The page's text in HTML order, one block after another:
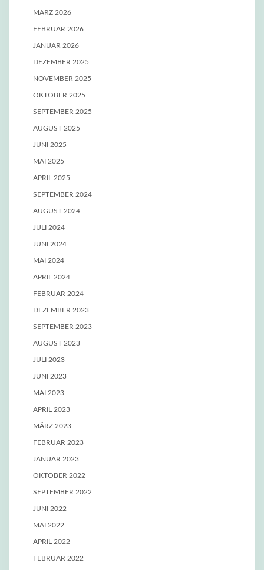
MÄRZ 2026
FEBRUAR 2026
JANUAR 2026
DEZEMBER 2025
NOVEMBER 2025
OKTOBER 2025
SEPTEMBER 2025
AUGUST 2025
JUNI 2025
MAI 2025
APRIL 2025
SEPTEMBER 2024
AUGUST 2024
JULI 2024
JUNI 2024
MAI 2024
APRIL 2024
FEBRUAR 2024
DEZEMBER 2023
SEPTEMBER 2023
AUGUST 2023
JULI 2023
JUNI 2023
MAI 2023
APRIL 2023
MÄRZ 2023
FEBRUAR 2023
JANUAR 2023
OKTOBER 2022
SEPTEMBER 2022
JUNI 2022
MAI 2022
APRIL 2022
FEBRUAR 2022